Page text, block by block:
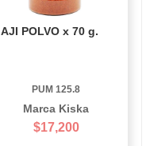
AJI POLVO x 70 g.
PUM 125.8
Marca Kiska
$17,200